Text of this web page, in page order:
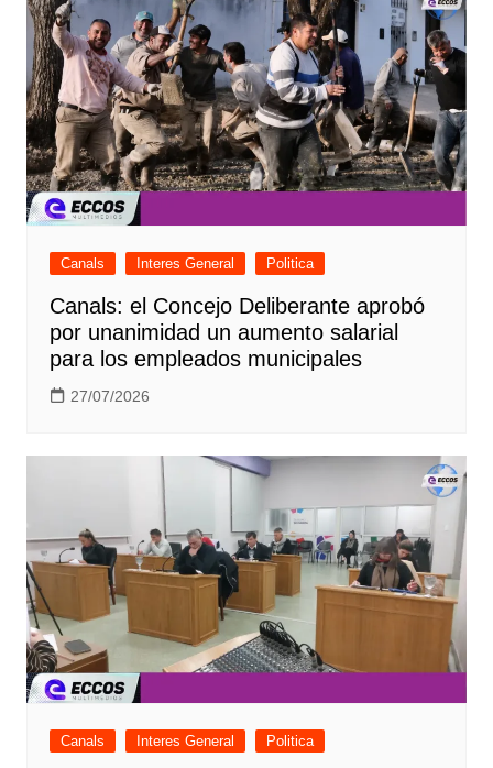
Canals Interes General Politica
Canals: el Concejo Deliberante aprobó
por unanimidad un aumento salarial
para los empleados municipales
27/07/2026
Canals Interes General Politica